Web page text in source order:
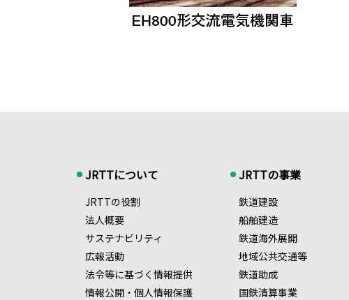
JRTTについて
JRTTの役割
法人概要
サステナビリティ
広報活動
法令等に基づく情報提供
情報公開・個人情報保護
JRTTの事業
鉄道建設
船舶建造
鉄道海外展開
地域公共交通等
鉄道助成
国鉄清算事業